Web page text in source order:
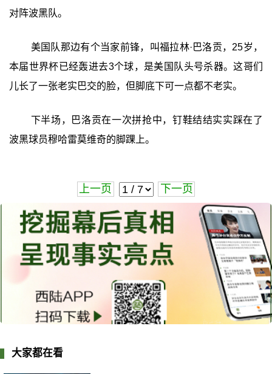
对阵波黑队。
美国队那边有个当家前锋，叫福拉林·巴洛贡，25岁，
本届世界杯已经轰进去3个球，是美国队头号杀器。这哥们
儿长了一张老实巴交的脸，但脚底下可一点都不老实。
下半场，巴洛贡在一次拼抢中，钉鞋结结实实踩在了
波黑球员穆哈雷莫维奇的脚踝上。
上一页 下一页
大家都在看